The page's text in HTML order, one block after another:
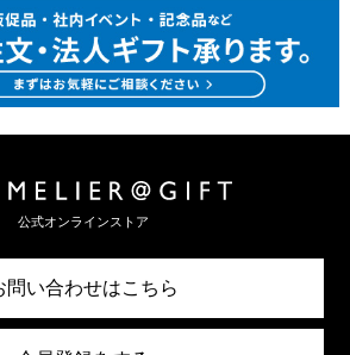
公式オンラインストア
問い合わせはこちら